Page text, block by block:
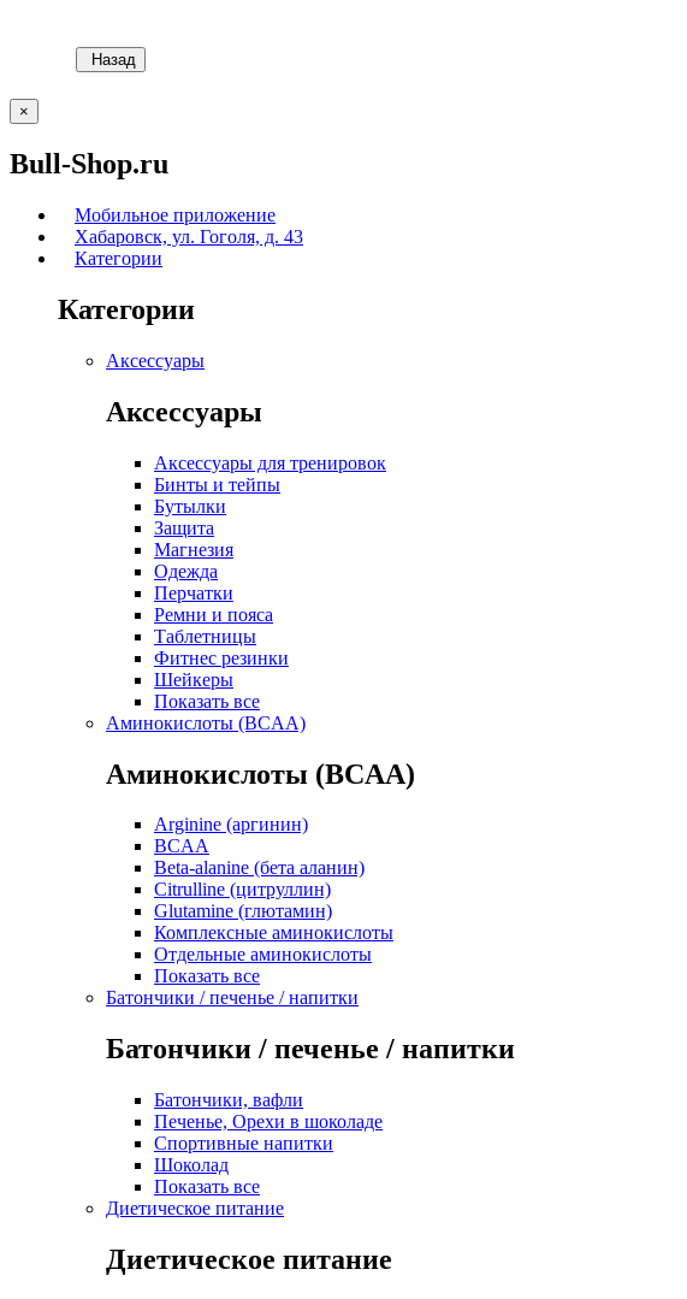
Назад
×
Bull-Shop.ru
Мобильное приложение
Хабаровск, ул. Гоголя, д. 43
Категории
Категории
Аксессуары
Аксессуары
Аксессуары для тренировок
Бинты и тейпы
Бутылки
Защита
Магнезия
Одежда
Перчатки
Ремни и пояса
Таблетницы
Фитнес резинки
Шейкеры
Показать все
Аминокислоты (BCAA)
Аминокислоты (BCAA)
Arginine (аргинин)
BCAA
Beta-alanine (бета аланин)
Citrulline (цитруллин)
Glutamine (глютамин)
Комплексные аминокислоты
Отдельные аминокислоты
Показать все
Батончики / печенье / напитки
Батончики / печенье / напитки
Батончики, вафли
Печенье, Орехи в шоколаде
Спортивные напитки
Шоколад
Показать все
Диетическое питание
Диетическое питание